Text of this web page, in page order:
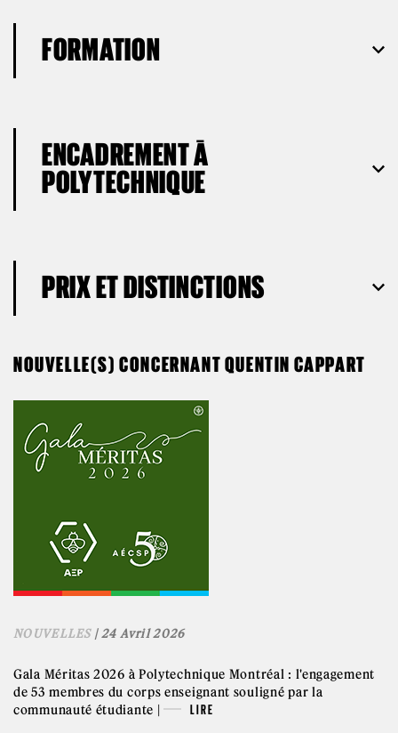
FORMATION
ENCADREMENT À
POLYTECHNIQUE
PRIX ET DISTINCTIONS
NOUVELLE(S) CONCERNANT QUENTIN CAPPART
NOUVELLES| 24 Avril 2026
Gala Méritas 2026 à Polytechnique Montréal : l'engagement
de 53 membres du corps enseignant souligné par la
communauté étudiante |
LIRE